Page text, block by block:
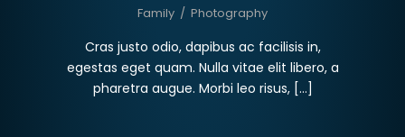
Family / Photography
Cras justo odio, dapibus ac facilisis in,
egestas eget quam. Nulla vitae elit libero, a
pharetra augue. Morbi leo risus, […]